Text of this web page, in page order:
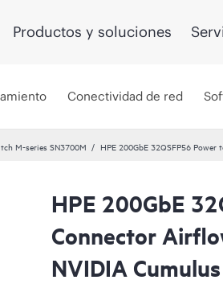
Productos y soluciones
Conectividad de red
M-series SN3700M HPE 200GbE 32QSFP56
HPE 200GbE
Connector
NVIDIA Cumulus